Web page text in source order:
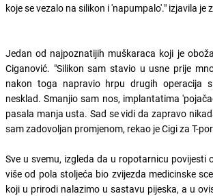
koje se vezalo na silikon i 'napumpalo'." izjavila je
Jedan od najpoznatijih muškaraca koji je
Ciganović. "Silikon sam stavio u usne prije
nakon toga napravio hrpu drugih operacija
nesklad. Smanjio sam nos, implantatima
pasala manja usta. Sad se vidi da zapravo
sam zadovoljan promjenom, rekao je Cigi za T-
Sve u svemu, izgleda da u ropotarnicu povijesti
više od pola stoljeća bio zvijezda medicinske
koji u prirodi nalazimo u sastavu pijeska, a u